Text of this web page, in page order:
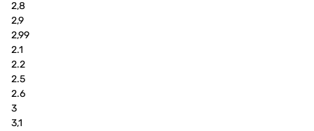
2,8
2,9
2,99
2.1
2.2
2.5
2.6
3
3,1